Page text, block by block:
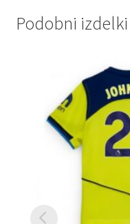
Podobni izdelki